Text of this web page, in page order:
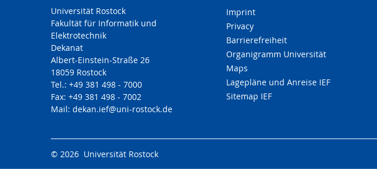
Universität Rostock
Fakultät für Informatik und
Elektrotechnik
Dekanat
Albert-Einstein-Straße 26
18059 Rostock
Tel.: +49 381 498 - 7000
Fax: +49 381 498 - 7002
Mail: dekan.ief@uni-rostock.de
Imprint
Privacy
Barrierefreiheit
Organigramm Universität
Maps
Lagepläne und Anreise IEF
Sitemap IEF
© 2026 Universität Rostock